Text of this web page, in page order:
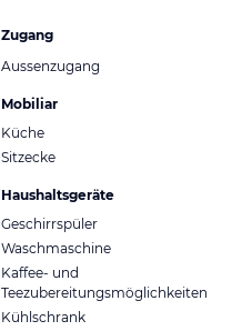
Zugang
Aussenzugang
Mobiliar
Küche
Sitzecke
Haushaltsgeräte
Geschirrspüler
Waschmaschine
Kaffee- und
Teezubereitungsmöglichkeiten
Kühlschrank